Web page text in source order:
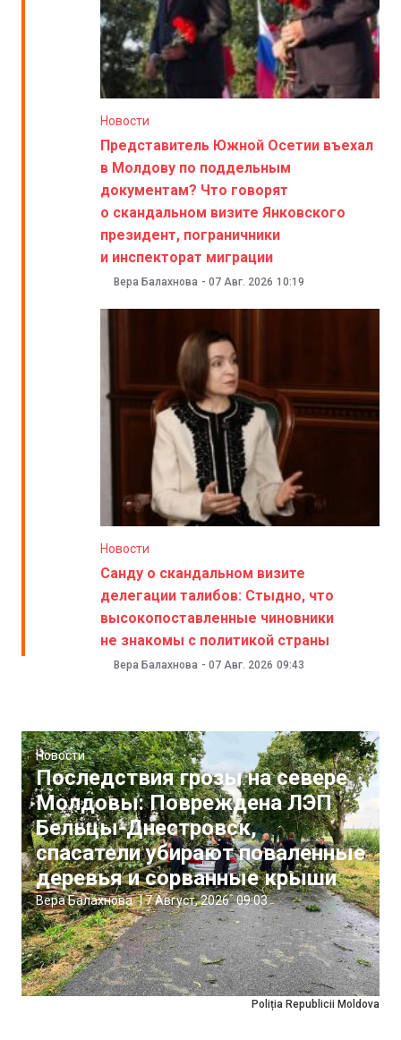
Новости
Представитель Южной Осетии въехал
в Молдову по поддельным
документам? Что говорят
о скандальном визите Янковского
президент, пограничники
и инспекторат миграции
Вера Балахнова - 07 Авг. 2026 10:19
Новости
Санду о скандальном визите
делегации талибов: Стыдно, что
высокопоставленные чиновники
не знакомы с политикой страны
Вера Балахнова - 07 Авг. 2026 09:43
Poliția Republicii Moldova
Новости
Последствия грозы на севере
Молдовы: Повреждена ЛЭП
Бельцы-Днестровск,
спасатели убирают поваленные
деревья и сорванные крыши
Вера Балахнова |7 Август, 2026 09:03